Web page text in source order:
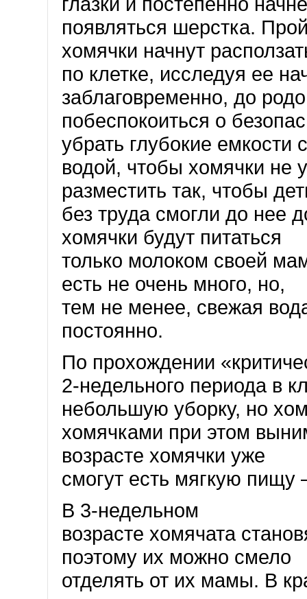
появляться шерстка.
хомячки начнут
по клетке, исследуя ее
заблаговременно, до
побеспокоиться о
убрать глубокие емкости с
водой, чтобы хомячки не
разместить так, чтобы
без труда смогли до нее
хомячки будут питаться
только молоком своей
есть не очень много, но,
тем не менее, свежая
постоянно.
По прохождении
2-недельного периода в
небольшую уборку, но
хомячками при этом
возрасте хомячки уже
смогут есть мягкую пищу
В 3-недельном
возрасте хомячата
поэтому их можно смело
отделять от их мамы. В